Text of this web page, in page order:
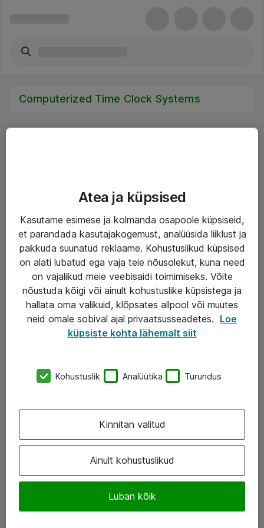
Computerized Time Clock Systems
Haldusteenused
Garantii
Turva- ja nõrkvoolulahendused
AS ATEA
+372 659 3591
Järvevana tee 7b, 10112 Tallinn
Jälgi meid
Atea ja küpsised
Kasutame esimese ja kolmanda osapoole küpsiseid,
et parandada kasutajakogemust, analüüsida liiklust ja
pakkuda suunatud reklaame. Kohustuslikud küpsised
on alati lubatud ega vaja teie nõusolekut, kuna need
on vajalikud meie veebisaidi toimimiseks. Võite
nõustuda kõigi või ainult kohustuslike küpsistega ja
hallata oma valikuid, klõpsates allpool või muutes
neid omale sobival ajal privaatsusseadetes. Loe
küpsiste kohta lähemalt siit
Kohustuslik Analüütika Turundus
Ainult kohustuslikud
Luban kõik
Kinnitan valitud